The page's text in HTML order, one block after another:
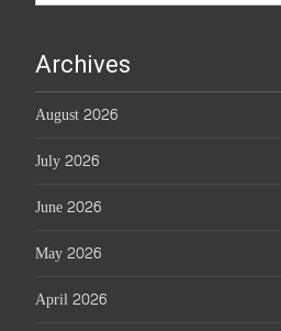
Archives
August 2026
July 2026
June 2026
May 2026
April 2026